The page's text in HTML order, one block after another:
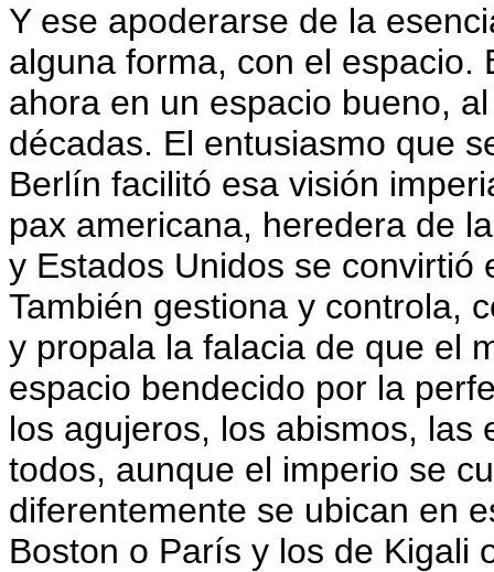
Y ese apoderarse de la
alguna forma, con el espacio.
ahora en un espacio bueno,
décadas. El entusiasmo que
Berlín facilitó esa visión
pax americana, heredera de
y Estados Unidos se convirtió
También gestiona y controla,
y propala la falacia de que el
espacio bendecido por la
los agujeros, los abismos, las
todos, aunque el imperio se
diferentemente se ubican en
Boston o París y los de Kigali